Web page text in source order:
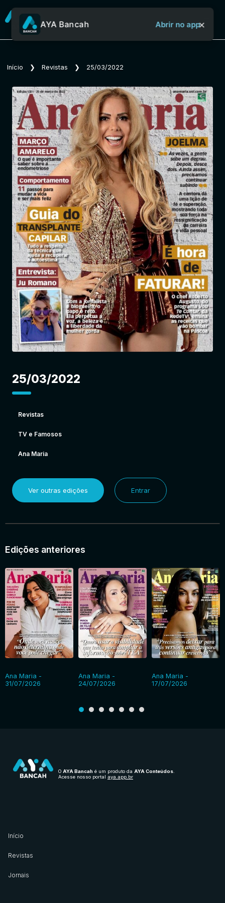
Sobre o Aya Bancah
Início
Revistas
Jornais
Notícias
Entrar
AYA Bancah Abrir no app×
Início ❯ Revistas ❯ 25/03/2022
25/03/2022
Revistas
TV e Famosos
Ana Maria
Ver outras edições Entrar
Edições anteriores
Ana Maria -
31/07/2026
Ana Maria -
24/07/2026
Ana Maria -
17/07/2026
O AYA Bancah é um produto da AYA Conteúdos
Acesse nosso portal aya.app.br
Início
Revistas
Jornais